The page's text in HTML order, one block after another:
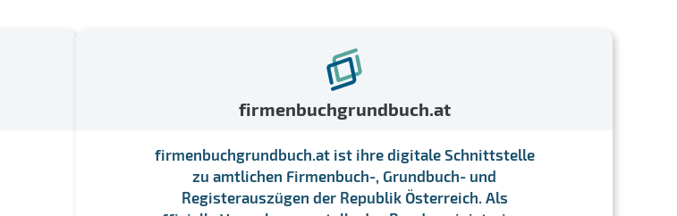
firmenbuchgrundbuch.at
firmenbuchgrundbuch.at ist ihre digitale Schnittstelle
zu amtlichen Firmenbuch-, Grundbuch- und
Registerauszügen der Republik Österreich. Als